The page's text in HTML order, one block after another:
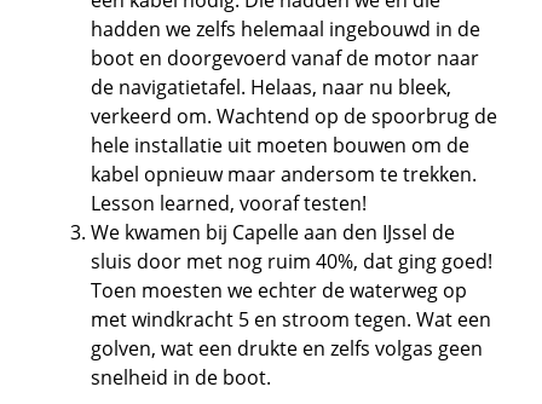
hadden we zelfs helemaal ingebouwd in de
boot en doorgevoerd vanaf de motor naar
de navigatietafel. Helaas, naar nu bleek,
verkeerd om. Wachtend op de spoorbrug de
hele installatie uit moeten bouwen om de
kabel opnieuw maar andersom te trekken.
Lesson learned, vooraf testen!
We kwamen bij Capelle aan den IJssel de
sluis door met nog ruim 40%, dat ging goed!
Toen moesten we echter de waterweg op
met windkracht 5 en stroom tegen. Wat een
golven, wat een drukte en zelfs volgas geen
snelheid in de boot.